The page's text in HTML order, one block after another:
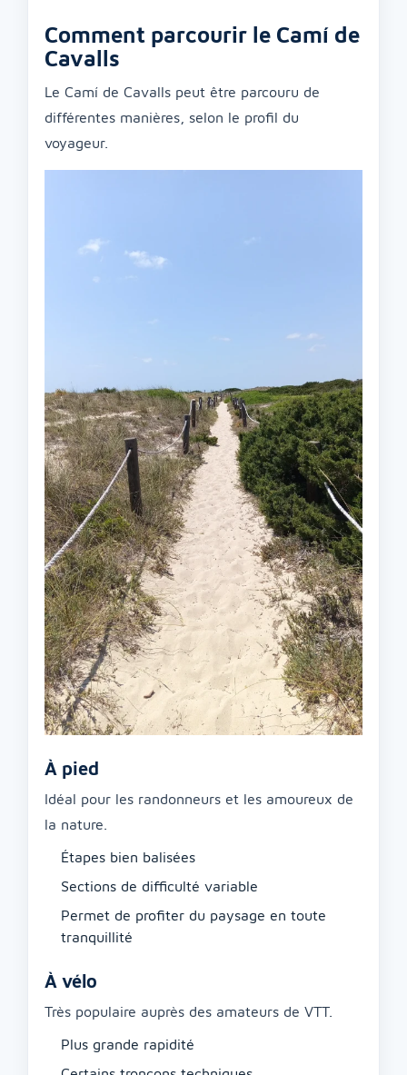
Comment parcourir le Camí de
Cavalls
Le Camí de Cavalls peut être parcouru de
différentes manières, selon le profil du
voyageur.
À pied
Idéal pour les randonneurs et les amoureux de
la nature.
Étapes bien balisées
Sections de difficulté variable
Permet de profiter du paysage en toute
tranquillité
À vélo
Très populaire auprès des amateurs de VTT.
Plus grande rapidité